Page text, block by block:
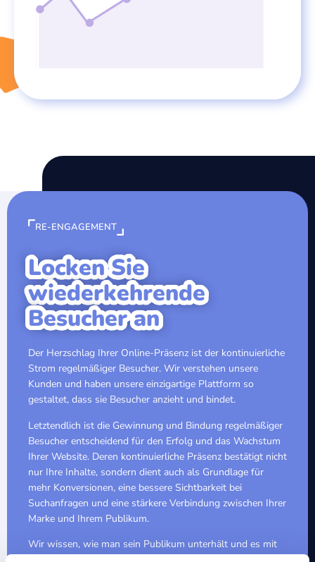
RE-ENGAGEMENT
Locken Sie
wiederkehrende
Besucher an
Der Herzschlag Ihrer Online-Präsenz ist der kontinuierliche
Strom regelmäßiger Besucher. Wir verstehen unsere
Kunden und haben unsere einzigartige Plattform so
gestaltet, dass sie Besucher anzieht und bindet.
Letztendlich ist die Gewinnung und Bindung regelmäßiger
Besucher entscheidend für den Erfolg und das Wachstum
Ihrer Website. Deren kontinuierliche Präsenz bestätigt nicht
nur Ihre Inhalte, sondern dient auch als Grundlage für
mehr Konversionen, eine bessere Sichtbarkeit bei
Suchanfragen und eine stärkere Verbindung zwischen Ihrer
Marke und Ihrem Publikum.
Wir wissen, wie man sein Publikum unterhält und es mit